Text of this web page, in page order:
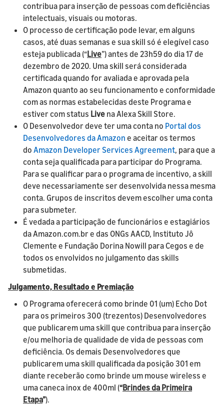
contribua para inserção de pessoas com deficiências
intelectuais, visuais ou motoras.
O processo de certificação pode levar, em alguns
casos, até duas semanas e sua skill só é elegível caso
esteja publicada (“Live”) antes de 23h59 do dia 17 de
dezembro de 2020. Uma skill será considerada
certificada quando for avaliada e aprovada pela
Amazon quanto ao seu funcionamento e conformidade
com as normas estabelecidas deste Programa e
estiver com status Live na Alexa Skill Store.
O Desenvolvedor deve ter uma conta no Portal dos
Desenvolvedores da Amazon e aceitar os termos
do Amazon Developer Services Agreement, para que a
conta seja qualificada para participar do Programa.
Para se qualificar para o programa de incentivo, a skill
deve necessariamente ser desenvolvida nessa mesma
conta. Grupos de inscritos devem escolher uma conta
para submeter.
É vedada a participação de funcionários e estagiários
da Amazon.com.br e das ONGs AACD, Instituto Jô
Clemente e Fundação Dorina Nowill para Cegos e de
todos os envolvidos no julgamento das skills
submetidas.
Julgamento, Resultado e Premiação
O Programa oferecerá como brinde 01 (um) Echo Dot
para os primeiros 300 (trezentos) Desenvolvedores
que publicarem uma skill que contribua para inserção
e/ou melhoria de qualidade de vida de pessoas com
deficiência. Os demais Desenvolvedores que
publicarem uma skill qualificada da posição 301 em
diante receberão como brinde um mouse wireless e
uma caneca inox de 400ml (“Brindes da Primeira
Etapa”).